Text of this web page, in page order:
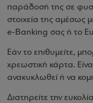
παράδοσή της σε
στοιχεία της αμέσως
e-Banking σας ή το
Εάν το επιθυμείτε,
χρεωστική κάρτα.
ανακυκλωθεί ή να
Διατηρείτε την